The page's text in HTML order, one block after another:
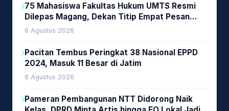
75 Mahasiswa Fakultas Hukum UMTS Resmi
Dilepas Magang, Dekan Titip Empat Pesan
Penting
6 Agustus 2026
Pacitan Tembus Peringkat 38 Nasional EPPD
2024, Masuk 11 Besar di Jatim
6 Agustus 2026
Pameran Pembangunan NTT Didorong Naik